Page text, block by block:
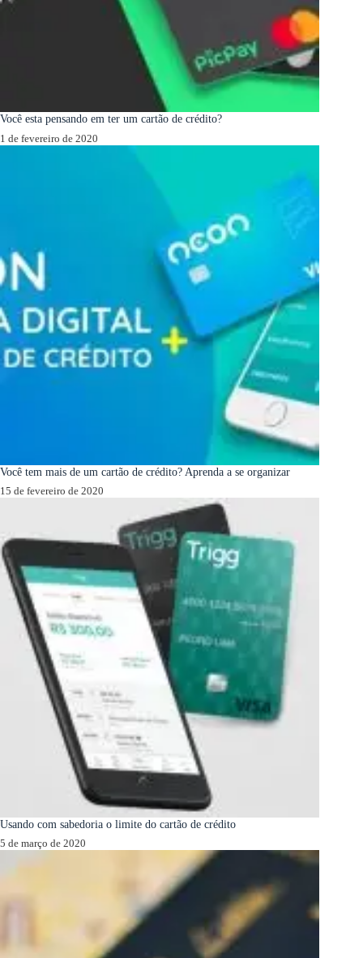
Você esta pensando em ter um cartão de crédito?
1 de fevereiro de 2020
Você tem mais de um cartão de crédito? Aprenda a se organizar
15 de fevereiro de 2020
Usando com sabedoria o limite do cartão de crédito
5 de março de 2020